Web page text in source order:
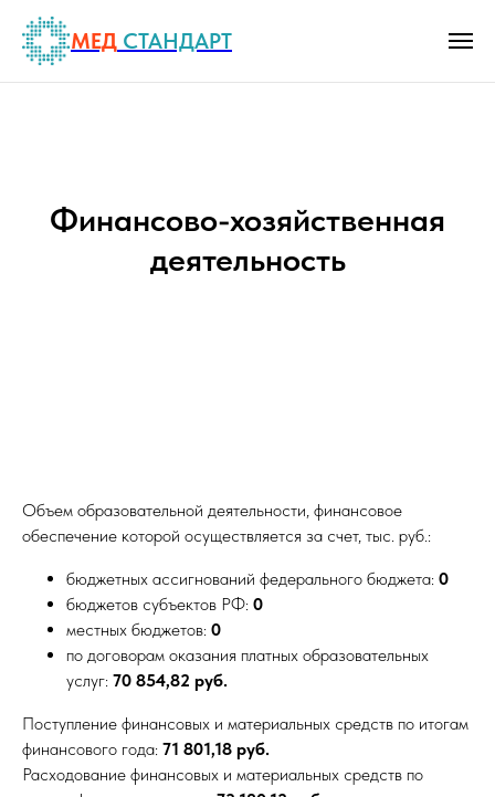
МЕД СТАНДАРТ
Финансово-хозяйственная
деятельность
Объем образовательной деятельности, финансовое
обеспечение которой осуществляется за счет, тыс. руб.:
бюджетных ассигнований федерального бюджета: 0
бюджетов субъектов РФ: 0
местных бюджетов: 0
по договорам оказания платных образовательных
услуг: 70 854,82 руб.
Поступление финансовых и материальных средств по итогам
финансового года: 71 801,18 руб.
Расходование финансовых и материальных средств по